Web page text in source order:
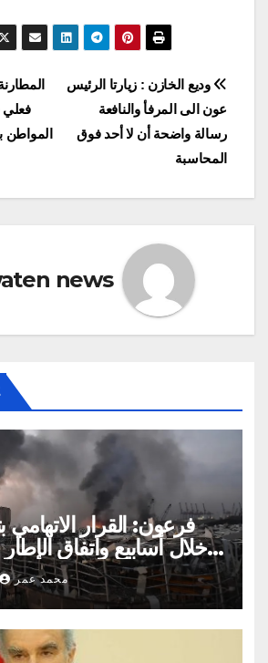
Post
navigation
المواطن
وديع الخازن : زيارتا الرئيس
عون الى المرفأ والنافعة
رسالة واضحة أن لا أحد فوق
المحاسبة
news
فرعون: القرار الاتهامي
خلال أسابيع واتفاق
محمد عمر